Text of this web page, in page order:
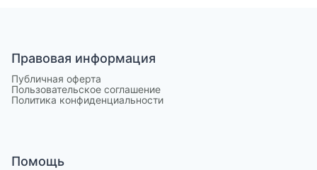
Правовая информация
Публичная оферта
Пользовательское соглашение
Политика конфиденциальности
Помощь